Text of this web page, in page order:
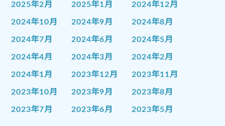
2025年2月 2025年1月 2024年12月
2024年10月 2024年9月 2024年8月
2024年7月 2024年6月 2024年5月
2024年4月 2024年3月 2024年2月
2024年1月 2023年12月 2023年11月
2023年10月 2023年9月 2023年8月
2023年7月 2023年6月 2023年5月